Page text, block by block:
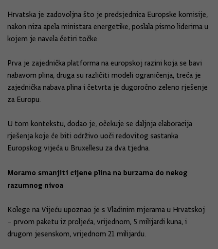
Hrvatska je zadovoljna što je predsjednica Europske komisije,
nakon niza apela ministara energetike, poslala pismo liderima u
kojem je navela četiri točke.
Prva je zajednička platforma na europskoj razini koja se bavi
nabavom plina, druga su različiti modeli ograničenja, treća je
zajednička nabava plina i četvrta je dugoročno zeleno rješenje
za Europu.
U tom kontekstu, dodao je, očekuje se daljnja elaboracija
rješenja koje će biti održivo uoči redovitog sastanka
Europskog vijeća u Bruxellesu za dva tjedna.
Moramo smanjiti cijene plina na burzama do nekog
razumnog nivoa
Kolege na Vijeću upoznao je s Vladinim mjerama u Hrvatskoj
– prvom paketu iz proljeća, vrijednom, 5 milijardi kuna, i
drugom jesenskom, vrijednom 21 milijardu.